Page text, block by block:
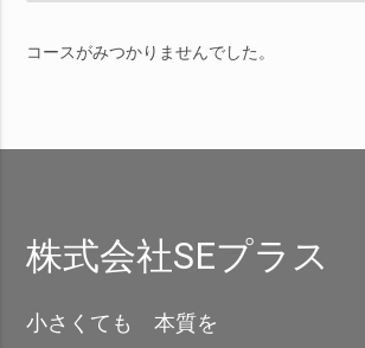
コースがみつかりませんでした。
株式会社SEプラス
小さくても 本質を